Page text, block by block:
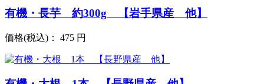
有機・長芋 約300g 【岩手県産 他】
価格(税込) ： 475 円